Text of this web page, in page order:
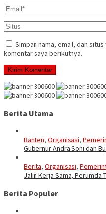
Simpan nama, email, dan
komentar saya berikutnya.
Berita Utama
Banten, Organisasi,
Gubernur Andra Soni dan
Berita, Organisasi,
Jalin Kerja Sama, Perumda
Berita Populer